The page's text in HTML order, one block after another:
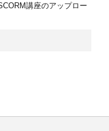
講座のアップロー